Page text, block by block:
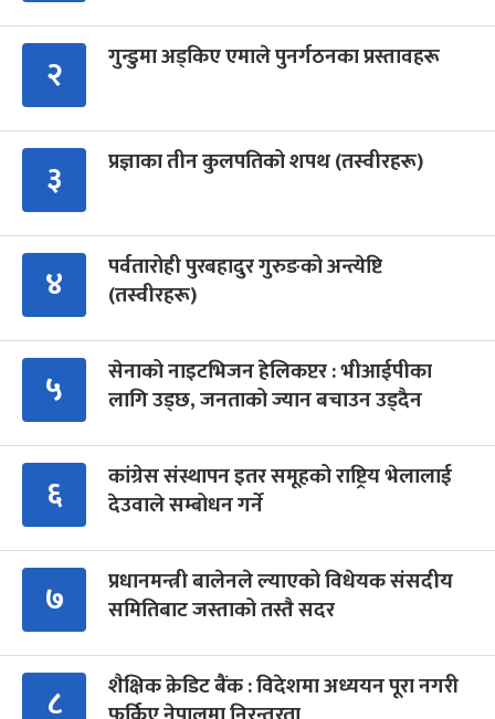
२ गुन्डुमा अड्किए एमाले पुनर्गठनका प्रस्तावहरू
३ प्रज्ञाका तीन कुलपतिको शपथ (तस्वीरहरू)
४
पर्वतारोही पुरबहादुर गुरुङको अन्त्येष्टि
(तस्वीरहरू)
५
सेनाको नाइटभिजन हेलिकप्टर : भीआईपीका
लागि उड्छ, जनताको ज्यान बचाउन उड्दैन
६
कांग्रेस संस्थापन इतर समूहको राष्ट्रिय भेलालाई
देउवाले सम्बोधन गर्ने
७
प्रधानमन्त्री बालेनले ल्याएको विधेयक संसदीय
समितिबाट जस्ताको तस्तै सदर
८
शैक्षिक क्रेडिट बैंक : विदेशमा अध्ययन पूरा नगरी